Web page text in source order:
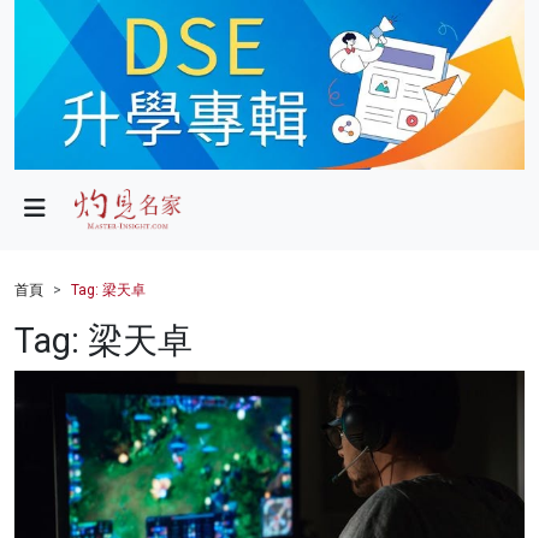
政局
財經
健康
商業
科技
影片
首頁 Tag: 梁天卓
Tag: 梁天卓